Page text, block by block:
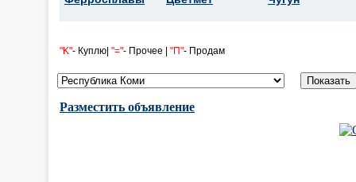
"K"- Куплю| "="- Прочее | "П"- Продам
Разместить объявление